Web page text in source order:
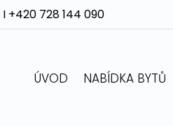
I +420 728 144 090
ÚVOD NABÍDKA BYTŮ